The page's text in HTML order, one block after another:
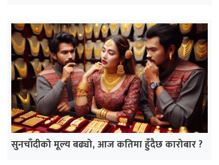
सुनचाँदीको मूल्य बढ्यो, आज कतिमा हुँदैछ कारोबार ?